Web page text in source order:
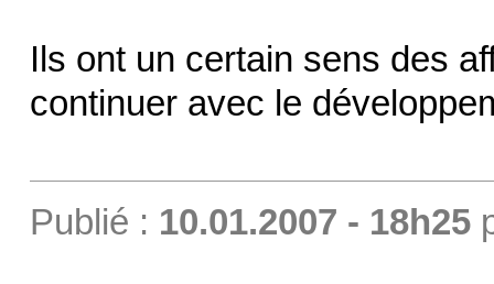
Ils ont un certain sens des
continuer avec le
Publié : 10.01.2007 - 18h25